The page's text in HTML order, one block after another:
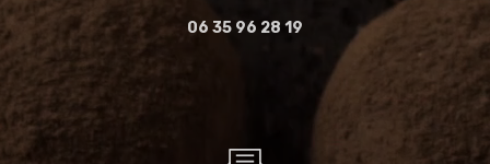
06 35 96 28 19